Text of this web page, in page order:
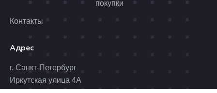
покупки
Контакты
Адрес
г. Санкт-Петербург
Иркутская улица 4А